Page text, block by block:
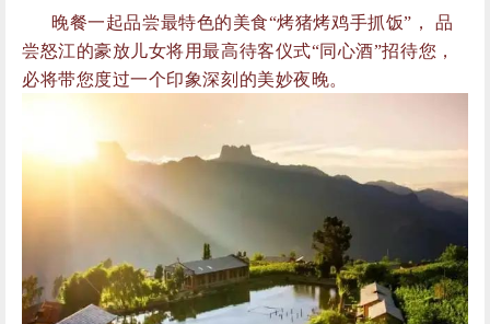
必将带您度过一个印象深刻的美妙夜晚。